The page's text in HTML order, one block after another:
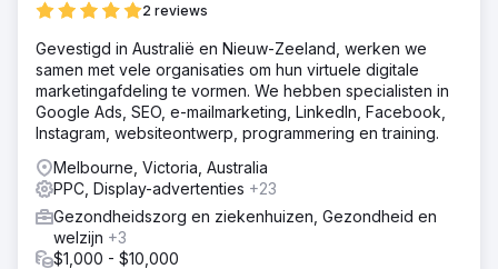
2 reviews
Gevestigd in Australië en Nieuw-Zeeland, werken we
samen met vele organisaties om hun virtuele digitale
marketingafdeling te vormen. We hebben specialisten in
Google Ads, SEO, e-mailmarketing, LinkedIn, Facebook,
Instagram, websiteontwerp, programmering en training.
Melbourne, Victoria, Australia
PPC, Display-advertenties +23
Gezondheidszorg en ziekenhuizen, Gezondheid en
welzijn +3
$1,000 - $10,000